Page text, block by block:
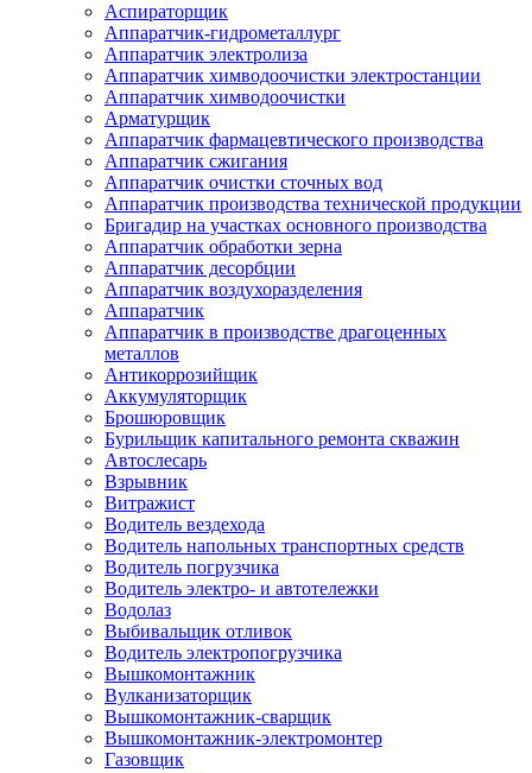
Аспираторщик
Аппаратчик-гидрометаллург
Аппаратчик электролиза
Аппаратчик химводоочистки электростанции
Аппаратчик химводоочистки
Арматурщик
Аппаратчик фармацевтического производства
Аппаратчик сжигания
Аппаратчик очистки сточных вод
Аппаратчик производства технической продукции
Бригадир на участках основного производства
Аппаратчик обработки зерна
Аппаратчик десорбции
Аппаратчик воздухоразделения
Аппаратчик
Аппаратчик в производстве драгоценных
металлов
Антикоррозийщик
Аккумуляторщик
Брошюровщик
Бурильщик капитального ремонта скважин
Автослесарь
Взрывник
Витражист
Водитель вездехода
Водитель напольных транспортных средств
Водитель погрузчика
Водитель электро- и автотележки
Водолаз
Выбивальщик отливок
Водитель электропогрузчика
Вышкомонтажник
Вулканизаторщик
Вышкомонтажник-сварщик
Вышкомонтажник-электромонтер
Газовщик